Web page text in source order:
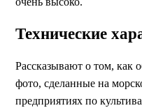
Технические
Рассказывают о том, как
фото, сделанные на
предприятиях по